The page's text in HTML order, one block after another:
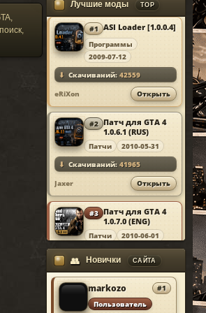
♛ Simple Native Trainer v.6.5
◇ Net Script Hook v.1.7.1.7
ФИКСЫ И ПОЛЕЗНОЕ
✚ RIL.Budgeted Taxi Bug Fix
▦ Traffic Load
◉ Ultimate Camera Control
Лучшие моды TOP
MOD
#1 ASI Loader [1.0.0.4]
Программы
2009-07-12
⬇ Скачиваний: 42559
eRiXon
Открыть
MOD
#2 Патч для GTA 4
1.0.6.1 (RUS)
Патчи
2010-05-31
⬇ Скачиваний: 41965
Jaxer
Открыть
MOD
#3 Патч для GTA 4
1.0.7.0 (ENG)
Патчи
2010-06-01
⬇
Jaxer
Открыть
MOD
#4 Simple Native
Trainer v6.5
👥 Новички САЙТА
markozo
#1
Пользователь